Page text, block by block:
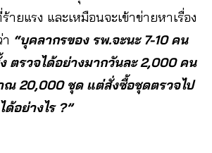
ยแรง และเหมือนจะเข้าข่ายหาเรื่อง
“บุคลากรของ รพ.จะนะ 7-10 คน
ตรวจได้อย่างมากวันละ 2,000 คน
ณ 20,000 ชุด แต่สั่งซื้อชุดตรวจไป
อย่างไร ?”